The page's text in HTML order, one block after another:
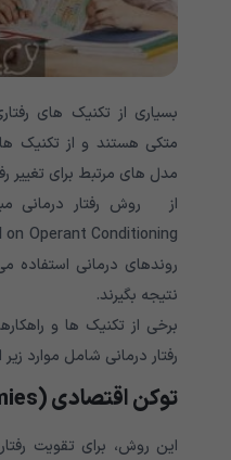
بسیاری از تکنیک های
متکی هستند و از تکنیک
مدل های مرتبط برای تغییر
روندهای درمانی استفاده
نتیجه بگیرند.
برخی از تکنیک ها و
رفتار درمانی شامل موارد
توکن اقتصادی(Token Economies)
این روش، برای تقویت